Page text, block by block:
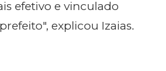
efetivo e vinculado
explicou Izaias.